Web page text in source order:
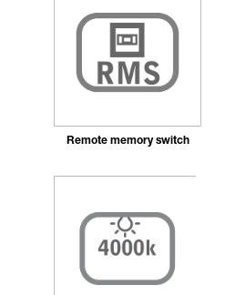
Remote memory switch